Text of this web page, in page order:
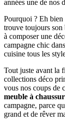
années une de nos
Pourquoi ? Eh bien
trouve toujours son
à composer une
campagne chic
cuisine tous les
Tout juste avant la
collections déco
vous nos coups de
meuble à
campagne, parce
grand et de rêver